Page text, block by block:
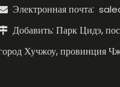
Электронная почта:
Добавить: Парк Цидэ,
Хучжоу, провинция